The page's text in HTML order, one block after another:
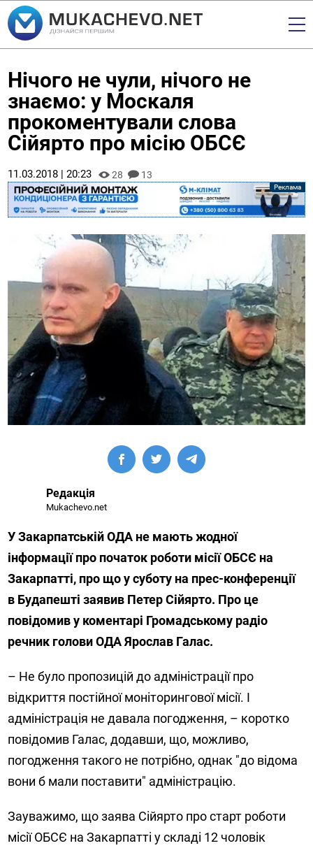
Нічого не чули, нічого не
знаємо: у Москаля
прокоментували слова
Сійярто про місію ОБСЄ
11.03.2018 | 20:23 28 13
Редакція
Mukachevo.net
У Закарпатській ОДА не мають жодної
інформації про початок роботи місії ОБСЄ на
Закарпатті, про що у суботу на прес-конференції
в Будапешті заявив Петер Сійярто. Про це
повідомив у коментарі Громадському радіо
речник голови ОДА Ярослав Галас.
– Не було пропозицій до адміністрації про
відкриття постійної моніторингової місії. І
адміністрація не давала погодження, – коротко
повідомив Галас, додавши, що, можливо,
погодження такого не потрібно, однак "до відома
вони б мали поставити" адміністрацію.
Зауважимо, що заява Сійярто про старт роботи
місії ОБСЄ на Закарпатті у складі 12 чоловік